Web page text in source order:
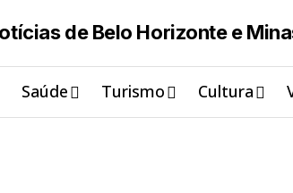
Saúde Turismo Cultura